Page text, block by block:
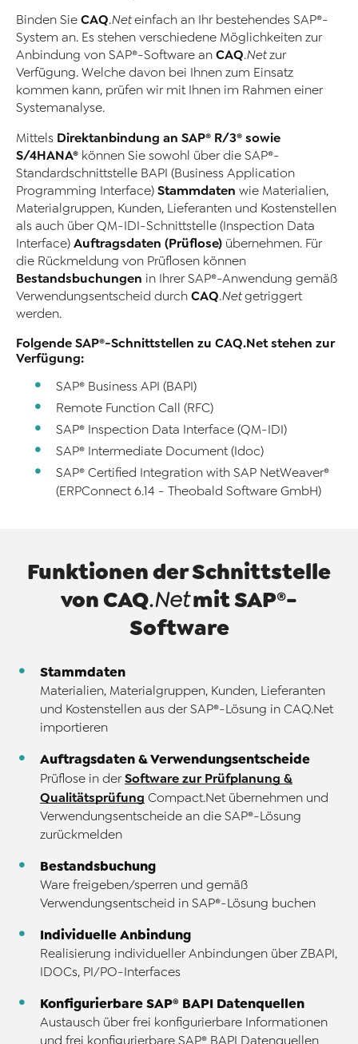
Binden Sie CAQ.Neteinfach an Ihr bestehendes SAP®-
System an. Es stehen verschiedene Möglichkeiten zur
Anbindung von SAP®-Software an CAQ.Netzur
Verfügung. Welche davon bei Ihnen zum Einsatz
kommen kann, prüfen wir mit Ihnen im Rahmen einer
Systemanalyse.
Mittels Direktanbindung an SAP® R/3® sowie
S/4HANA® können Sie sowohl über die SAP®-
Standardschnittstelle BAPI (Business Application
Programming Interface) Stammdaten wie Materialien,
Materialgruppen, Kunden, Lieferanten und Kostenstellen
als auch über QM-IDI-Schnittstelle (Inspection Data
Interface) Auftragsdaten (Prüflose) übernehmen. Für
die Rückmeldung von Prüflosen können
Bestandsbuchungen in Ihrer SAP®-Anwendung gemäß
Verwendungsentscheid durch CAQ.Netgetriggert
werden.
Folgende SAP®-Schnittstellen zu CAQ.Net stehen zur
Verfügung:
SAP® Business API (BAPI)
Remote Function Call (RFC)
SAP® Inspection Data Interface (QM-IDI)
SAP® Intermediate Document (Idoc)
SAP® Certified Integration with SAP NetWeaver®
(ERPConnect 6.14 - Theobald Software GmbH)
Funktionen der Schnittstelle
vonCAQ.Netmit SAP®-
Software
Stammdaten
Materialien, Materialgruppen, Kunden, Lieferanten
und Kostenstellen aus der SAP®-Lösung in CAQ.Net
importieren
Auftragsdaten & Verwendungsentscheide
Prüflose in derSoftware zur Prüfplanung &
Qualitätsprüfung Compact.Net übernehmen und
Verwendungsentscheide an die SAP®-Lösung
zurückmelden
Bestandsbuchung
Ware freigeben/sperren und gemäß
Verwendungsentscheid in SAP®-Lösung buchen
Individuelle Anbindung
Realisierung individueller Anbindungen über ZBAPI,
IDOCs, PI/PO-Interfaces
Konfigurierbare SAP® BAPI Datenquellen
Austausch über frei konfigurierbare Informationen
und frei konfigurierbare SAP® BAPI Datenquellen